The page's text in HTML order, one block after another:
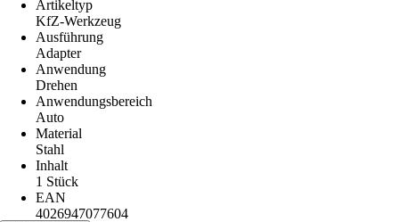
Artikeltyp
KfZ-Werkzeug
Ausführung
Adapter
Anwendung
Drehen
Anwendungsbereich
Auto
Material
Stahl
Inhalt
1 Stück
EAN
4026947077604